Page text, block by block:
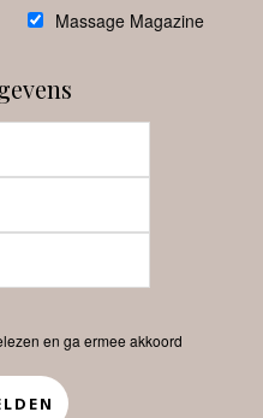
Massage Magazine
en ga ermee akkoord